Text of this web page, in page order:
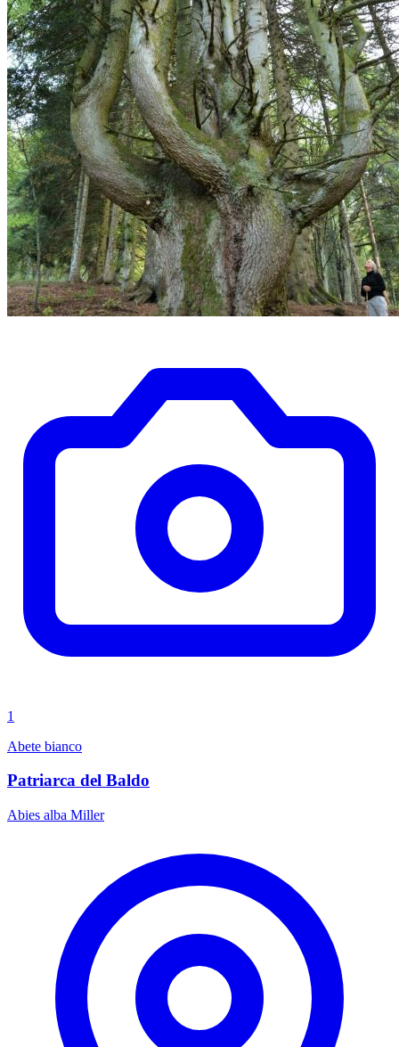
1
Abete bianco
Patriarca del Baldo
Abies alba Miller